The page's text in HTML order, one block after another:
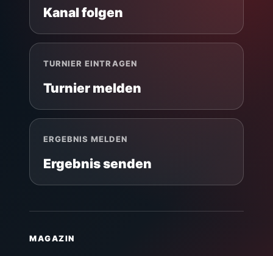
Kanal folgen
TURNIER EINTRAGEN
Turnier melden
ERGEBNIS MELDEN
Ergebnis senden
MAGAZIN